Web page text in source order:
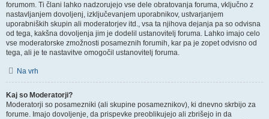
forumom. Ti člani lahko nadzorujejo vse dele obratovanja foruma, vključno z
nastavljanjem dovoljenj, izključevanjem uporabnikov, ustvarjanjem
uporabniških skupin ali moderatorjev itd., vsa ta njihova dejanja pa so odvisna
od tega, kakšna dovoljenja jim je dodelil ustanovitelj foruma. Lahko imajo celo
vse moderatorske zmožnosti posameznih forumih, kar pa je zopet odvisno od
tega, ali je te nastavitve omogočil ustanovitelj foruma.
Na vrh
Kaj so Moderatorji?
Moderatorji so posamezniki (ali skupine posameznikov), ki dnevno skrbijo za
forume. Imajo dovoljenje, da prispevke preoblikujejo ali zbrišejo in da